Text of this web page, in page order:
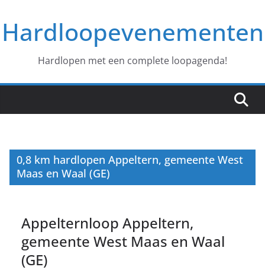
naar
deHardloopevenementen
Hardlopen met een complete loopagenda!
0,8 km hardlopen Appeltern, gemeente West
Maas en Waal (GE)
Appelternloop Appeltern,
gemeente West Maas en Waal
(GE)